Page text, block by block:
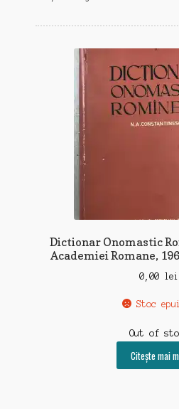
Dictionar Onomastic
Academiei Romane,
0,00 lei
Stoc
Out of
Citește mai